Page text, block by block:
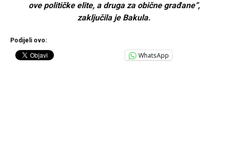
ove političke elite, a druga za obične građane“,
zaključila je Bakula.
Podijeli ovo:
WhatsApp